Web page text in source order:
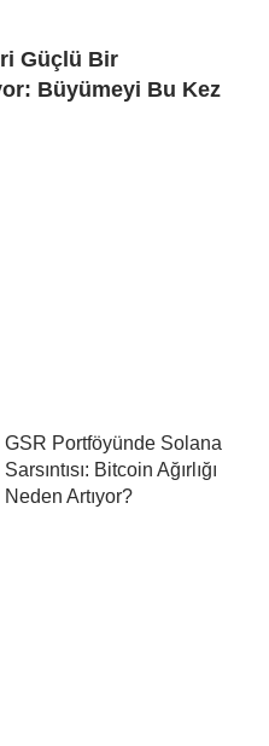
Güçlü Bir
Büyümeyi Bu Kez
GSR Portföyünde Solana
Sarsıntısı: Bitcoin Ağırlığı
Neden Artıyor?